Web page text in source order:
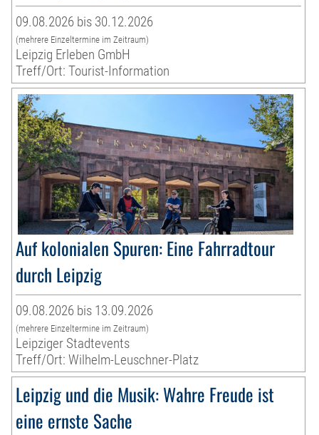
09.08.2026 bis 30.12.2026
(mehrere Einzeltermine im Zeitraum)
Leipzig Erleben GmbH
Treff/Ort: Tourist-Information
Auf kolonialen Spuren: Eine Fahrradtour
durch Leipzig
09.08.2026 bis 13.09.2026
(mehrere Einzeltermine im Zeitraum)
Leipziger Stadtevents
Treff/Ort: Wilhelm-Leuschner-Platz
Leipzig und die Musik: Wahre Freude ist
eine ernste Sache